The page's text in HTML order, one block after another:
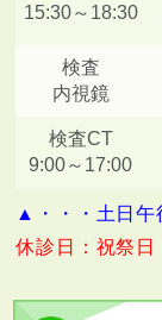
15:30～18:30
検査
内視鏡
検査CT
9:00～17:00
▲・・・土日午
休診日：祝祭